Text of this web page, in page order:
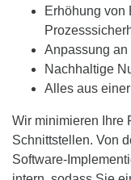
Erhöhung von
Anpassung
Nachhaltige
Alles aus
Wir minimieren Ihre
Schnittstellen. Von
Software-